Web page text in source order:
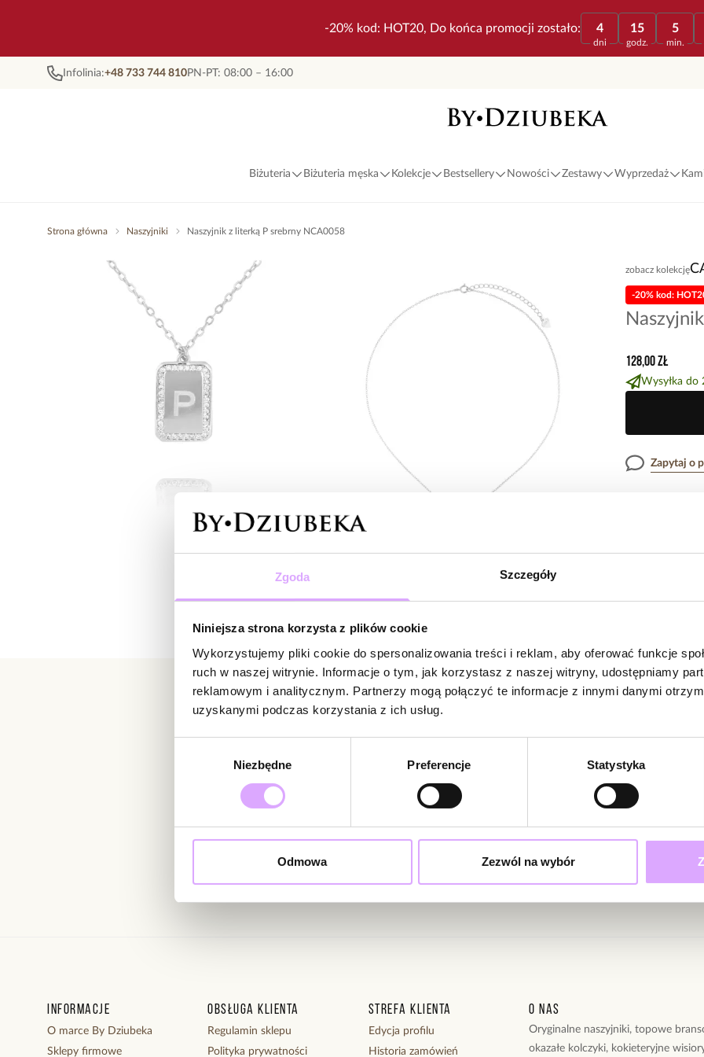
Zgoda Szczegóły
Niniejsza strona korzysta z plików cookie
Wykorzystujemy pliki cookie do spersonalizowania treści i reklam, aby oferować funkcje
ruch w naszej witrynie. Informacje o tym, jak korzystasz z naszej witryny, udostępniamy
reklamowym i analitycznym. Partnerzy mogą połączyć te informacje z innymi danymi
uzyskanymi podczas korzystania z ich usług.
Niezbędne Preferencje Statystyka
Odmowa Zezwól na wybór
-20% kod: HOT20, Do końca promocji zostało: 4
dni
15
godz.
5
min.
Infolinia:+48 733 744 810PN-PT: 08:00 – 16:00
Biżuteria Biżuteria męska Kolekcje Bestsellery Nowości Zestawy Wyprzedaż
Strona główna Naszyjniki Naszyjnik z literką P srebrny NCA0058
zobacz kolekcję
-20% kod:
128,00 zł
Wysyłka do
Zapytaj o
Kolor surowca:
Waga poniżej 5
Zobacz inne
Brak opinii
Jeszcze
Bądź
Newsletter
Bądź na bieżąco z nowościami i promocjami!
Informacje
O marce By Dziubeka
Sklepy firmowe
Obsługa klienta
Regulamin sklepu
Polityka prywatności
Strefa klienta
Edycja profilu
Historia zamówień
O nas
Oryginalne naszyjniki, topowe
okazałe kolczyki, kokieteryjne